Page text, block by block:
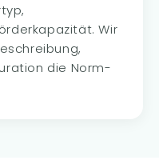
Wir
die Norm-